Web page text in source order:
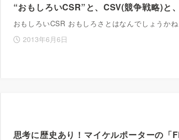
“おもしろいCSR”と、CSV(競争戦略)と
おもしろいCSR おもしろさとはなんでしょうか
2013年6月6日
思考に歴史あり！マイケルポーターの